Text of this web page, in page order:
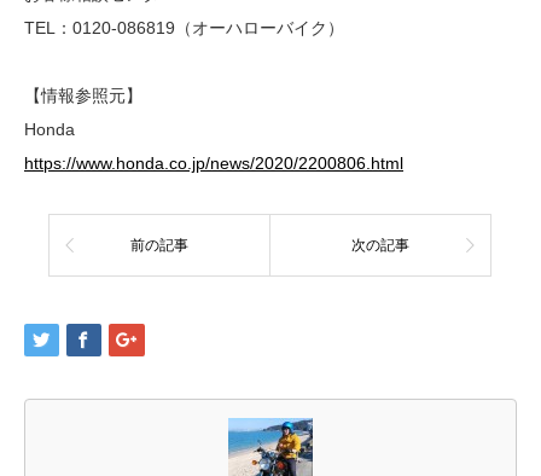
TEL：0120-086819（オーハローバイク）
【情報参照元】
Honda
https://www.honda.co.jp/news/2020/2200806.html
前の記事 次の記事